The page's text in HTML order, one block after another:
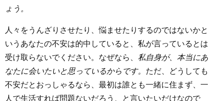
ょう。
人々をうんざりさせたり、悩ませたりするのではないかと
いうあなたの不安は的中していると、私が言っているとは
受け取らないでください。なぜなら、 私自身が、本当にあ
なたに会いたいと思っているからです。 ただ、どうしても
不安だとおっしゃるなら、最初は誰とも一緒に住まず、一
人で生活すれば問題ないだろう、と言いたいだけなので